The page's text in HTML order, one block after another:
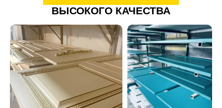
ВЫСОКОГО КАЧЕСТВА